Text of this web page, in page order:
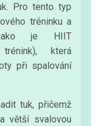
Pro tento typ
tréninku a
jako je HIIT
trénink), která
při spalování
tuk, přičemž
větší svalovou